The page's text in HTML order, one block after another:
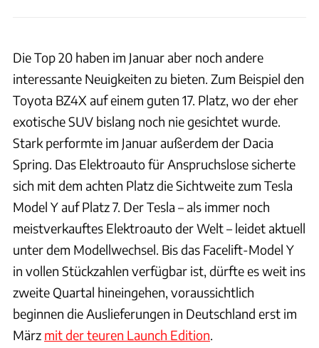
Die Top 20 haben im Januar aber noch andere
interessante Neuigkeiten zu bieten. Zum Beispiel den
Toyota BZ4X auf einem guten 17. Platz, wo der eher
exotische SUV bislang noch nie gesichtet wurde.
Stark performte im Januar außerdem der Dacia
Spring. Das Elektroauto für Anspruchslose sicherte
sich mit dem achten Platz die Sichtweite zum Tesla
Model Y auf Platz 7. Der Tesla – als immer noch
meistverkauftes Elektroauto der Welt – leidet aktuell
unter dem Modellwechsel. Bis das Facelift-Model Y
in vollen Stückzahlen verfügbar ist, dürfte es weit ins
zweite Quartal hineingehen, voraussichtlich
beginnen die Auslieferungen in Deutschland erst im
März mit der teuren Launch Edition.